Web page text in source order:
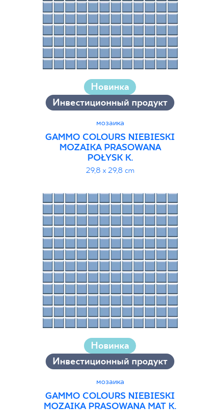
Новинка
Инвестиционный продукт
мозаика
GAMMO COLOURS NIEBIESKI
MOZAIKA PRASOWANA
POŁYSK K.
29,8 x 29,8 cm
Новинка
Инвестиционный продукт
мозаика
GAMMO COLOURS NIEBIESKI
MOZAIKA PRASOWANA MAT K.